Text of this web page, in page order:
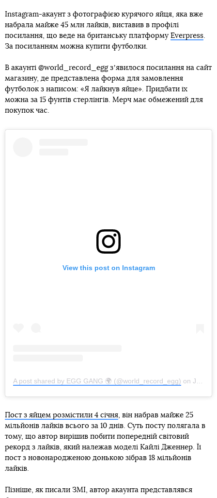
Instagram-акаунт з фотографією курячого яйця, яка вже
набрала майже 45 млн лайків, виставив в профілі
посилання, що веде на британську платформу Everpress.
За посиланням можна купити футболки.
В акаунті @world_record_egg зʼявилося посилання на сайт
магазину, де представлена форма для замовлення
футболок з написом: «Я лайкнув яйце». Придбати їх
можна за 15 фунтів стерлінгів. Мерч має обмежений для
покупок час.
View this post on Instagram
A post shared by EGG GANG 🌍 (@world_record_egg) on Jan 4, 2019 at 9:05am PST
Пост з яйцем розмістили 4 січня , він набрав майже 25
мільйонів лайків всього за 10 днів. Суть посту полягала в
тому, що автор вирішив побити попередній світовий
рекорд з лайків, який належав моделі Кайлі Дженнер. Її
пост з новонародженою донькою зібрав 18 мільйонів
лайків.
Пізніше, як писали ЗМІ, автор акаунта представлявся